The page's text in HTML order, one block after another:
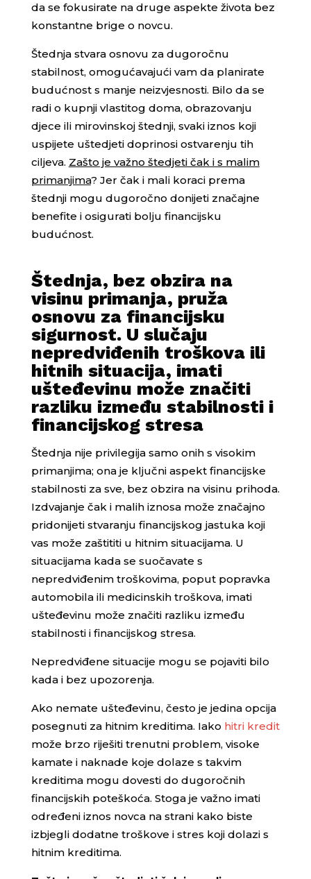
da se fokusirate na druge aspekte života bez
konstantne brige o novcu.
Štednja stvara osnovu za dugoročnu
stabilnost, omogućavajući vam da planirate
budućnost s manje neizvjesnosti. Bilo da se
radi o kupnji vlastitog doma, obrazovanju
djece ili mirovinskoj štednji, svaki iznos koji
uspijete uštedjeti doprinosi ostvarenju tih
ciljeva. Zašto je važno štedjeti čak i s malim
primanjima? Jer čak i mali koraci prema
štednji mogu dugoročno donijeti značajne
benefite i osigurati bolju financijsku
budućnost.
Štednja, bez obzira na
visinu primanja, pruža
osnovu za financijsku
sigurnost. U slučaju
nepredviđenih troškova ili
hitnih situacija, imati
ušteđevinu može značiti
razliku između stabilnosti i
financijskog stresa
Štednja nije privilegija samo onih s visokim
primanjima; ona je ključni aspekt financijske
stabilnosti za sve, bez obzira na visinu prihoda.
Izdvajanje čak i malih iznosa može značajno
pridonijeti stvaranju financijskog jastuka koji
vas može zaštititi u hitnim situacijama. U
situacijama kada se suočavate s
nepredviđenim troškovima, poput popravka
automobila ili medicinskih troškova, imati
ušteđevinu može značiti razliku između
stabilnosti i financijskog stresa.
Nepredviđene situacije mogu se pojaviti bilo
kada i bez upozorenja.
Ako nemate ušteđevinu, često je jedina opcija
posegnuti za hitnim kreditima. Iako hitri kredit
može brzo riješiti trenutni problem, visoke
kamate i naknade koje dolaze s takvim
kreditima mogu dovesti do dugoročnih
financijskih poteškoća. Stoga je važno imati
određeni iznos novca na strani kako biste
izbjegli dodatne troškove i stres koji dolazi s
hitnim kreditima.